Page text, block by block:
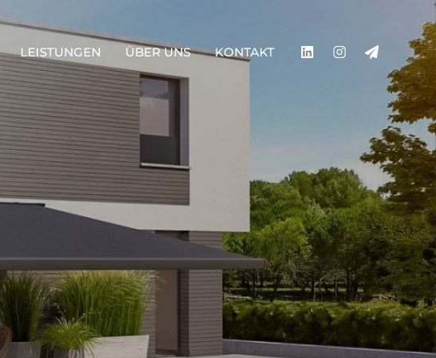
LEISTUN­GEN ÜBER UNS KONTAKT